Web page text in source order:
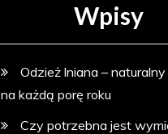
Wpisy
Odzież lniana –
na każdą porę roku
Czy potrzebna jest